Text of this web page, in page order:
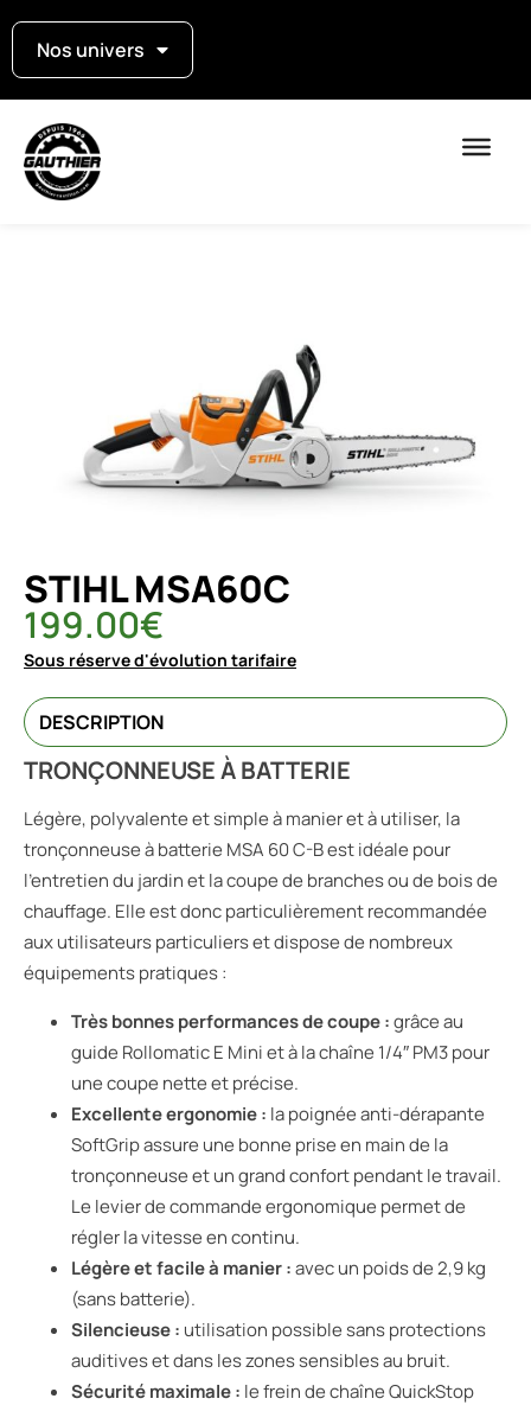
Nos univers
STIHL MSA60C
199.00€
Sous réserve d'évolution tarifaire
DESCRIPTION
TRONÇONNEUSE À BATTERIE
Légère, polyvalente et simple à manier et à utiliser, la
tronçonneuse à batterie MSA 60 C-B est idéale pour
l’entretien du jardin et la coupe de branches ou de bois de
chauffage. Elle est donc particulièrement recommandée
aux utilisateurs particuliers et dispose de nombreux
équipements pratiques :
Très bonnes performances de coupe :grâce au
guide Rollomatic E Mini et à la chaîne 1/4″ PM3 pour
une coupe nette et précise.
Excellente ergonomie : la poignée anti-dérapante
SoftGrip assure une bonne prise en main de la
tronçonneuse et un grand confort pendant le travail.
Le levier de commande ergonomique permet de
régler la vitesse en continu.
Légère et facile à manier :avec un poids de 2,9 kg
(sans batterie).
Silencieuse : utilisation possible sans protections
auditives et dans les zones sensibles au bruit.
Sécurité maximale : le frein de chaîne QuickStop